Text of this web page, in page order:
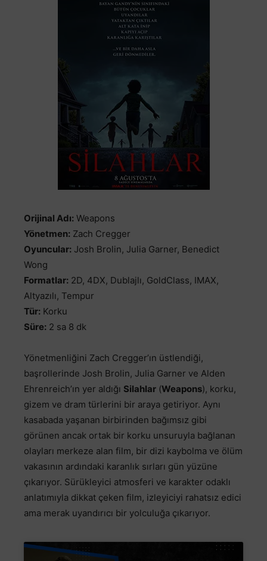
Orijinal Adı: Weapons
Yönetmen: Zach Cregger
Oyuncular: Josh Brolin, Julia Garner, Benedict
Wong
Formatlar: 2D, 4DX, Dublajlı, GoldClass, IMAX,
Altyazılı, Tempur
Tür: Korku
Süre: 2 sa 8 dk
Yönetmenliğini Zach Cregger’ın üstlendiği,
başrollerinde Josh Brolin, Julia Garner ve Alden
Ehrenreich’ın yer aldığı Silahlar (Weapons), korku,
gizem ve dram türlerini bir araya getiriyor. Aynı
kasabada yaşanan birbirinden bağımsız gibi
görünen ancak ortak bir korku unsuruyla bağlanan
olayları merkeze alan film, bir dizi kaybolma ve ölüm
vakasının ardındaki karanlık sırları gün yüzüne
çıkarıyor. Sürükleyici atmosferi ve karakter odaklı
anlatımıyla dikkat çeken film, izleyiciyi rahatsız edici
ama merak uyandırıcı bir yolculuğa çıkarıyor.